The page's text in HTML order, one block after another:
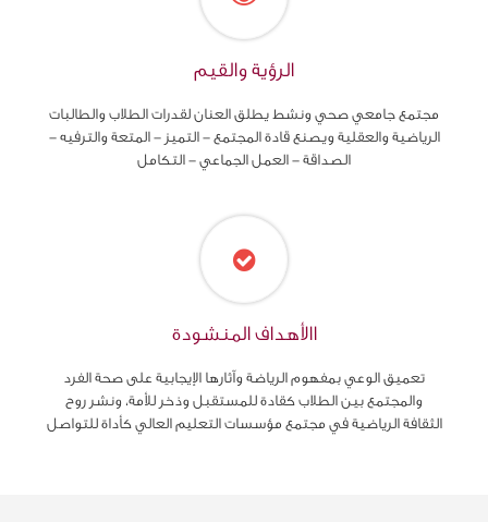
الرؤية والقيم
مجتمع جامعي صحي ونشط يطلق العنان لقدرات الطلاب والطالبات
الرياضية والعقلية ويصنع قادة المجتمع - التميز - المتعة والترفيه -
الصداقة - العمل الجماعي - التكامل
االأهداف المنشودة
تعميق الوعي بمفهوم الرياضة وآثارها الإيجابية على صحة الفرد
والمجتمع بين الطلاب كقادة للمستقبل وذخر للأمة، ونشر روح
الثقافة الرياضية في مجتمع مؤسسات التعليم العالي كأداة للتواصل